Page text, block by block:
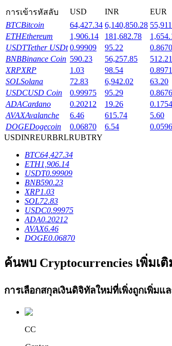
ผลตอบแทนสูงและเข้าถึงได้ทันที
Launchpool
การล็อค BTR
การเข้ารหัสลับ USD INR EUR
BTCBitcoin 64,427.34 6,140,850.28
ETHEthereum 1,906.14 181,682.78
USDTTether USDt 0.99909 95.22
BNBBinance Coin 590.23 56,257.85 512.21
XRPXRP 1.03 98.54
SOLSolana 72.83 6,942.02 63.20
USDCUSD Coin 0.99975 95.29
ADACardano 0.20212 19.26
AVAXAvalanche 6.46 615.74 5.60
DOGEDogecoin 0.06870 6.54
USDINREURBRLRUBTRY
BTC64,427.34
ETH1,906.14
USDT0.99909
BNB590.23
XRP1.03
SOL72.83
USDC0.99975
ADA0.20212
AVAX6.46
DOGE0.06870
ค้นพบ Cryptocurrencies เพิ่มเติ
การเลือกสกุลเงินดิจิทัลใหม่ที่เพิ่งถูกเพิ่ม
CC